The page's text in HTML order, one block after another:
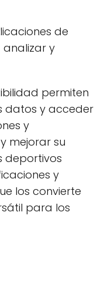
de
analizar y
permiten
datos y acceder
y
mejorar su
deportivos
y
los convierte
para los